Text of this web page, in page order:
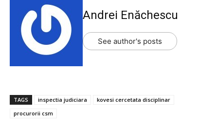
Andrei Enăchescu
See author's posts
TAGS inspectia judiciara
kovesi cercetata disciplinar
procurorii csm